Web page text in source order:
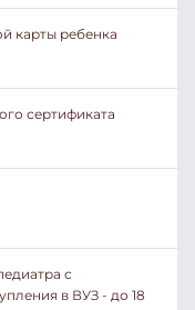
карты ребенка
сертификата
с
в ВУЗ - до 18